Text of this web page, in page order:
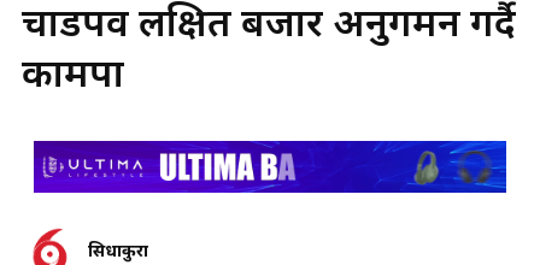
चाडपर्व लक्षित बजार अनुगमन गर्दै
कामपा
सिधाकुरा